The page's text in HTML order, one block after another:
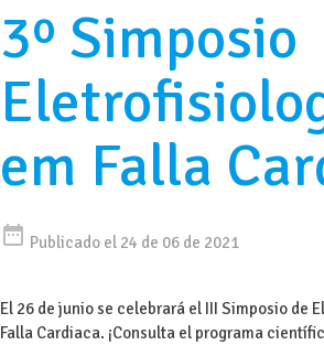
3º Simposio
em Falla
date_range Publicado el 24 de 06 de 2021
El 26 de junio se celebrará el III Simposio de
Falla Cardiaca. ¡Consulta el programa